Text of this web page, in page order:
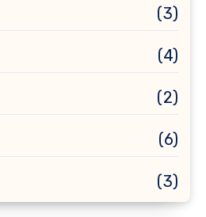
(3)
(4)
(2)
(6)
(3)